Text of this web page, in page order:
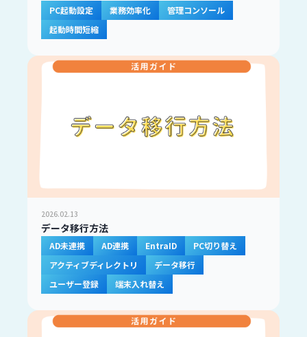
PC起動設定 業務効率化
管理コンソール
起動時間短縮
2026.02.13
データ移行方法
AD未連携 AD連携 EntraID
PC切り替え
アクティブディレクトリ
データ移行
ユーザー登録
端末入れ替え